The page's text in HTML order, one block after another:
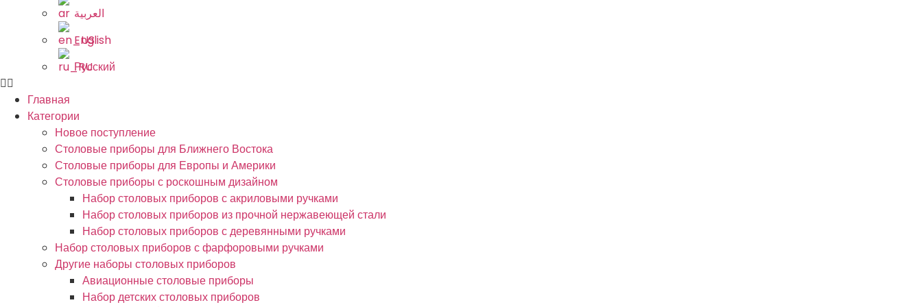
العربية
English
Русский
Главная
Категории
Новое поступление
Столовые приборы для Ближнего Востока
Столовые приборы для Европы и Америки
Столовые приборы с роскошным дизайном
Набор столовых приборов с акриловыми ручками
Набор столовых приборов из прочной нержавеющей стали
Набор столовых приборов с деревянными ручками
Набор столовых приборов с фарфоровыми ручками
Другие наборы столовых приборов
Авиационные столовые приборы
Набор детских столовых приборов